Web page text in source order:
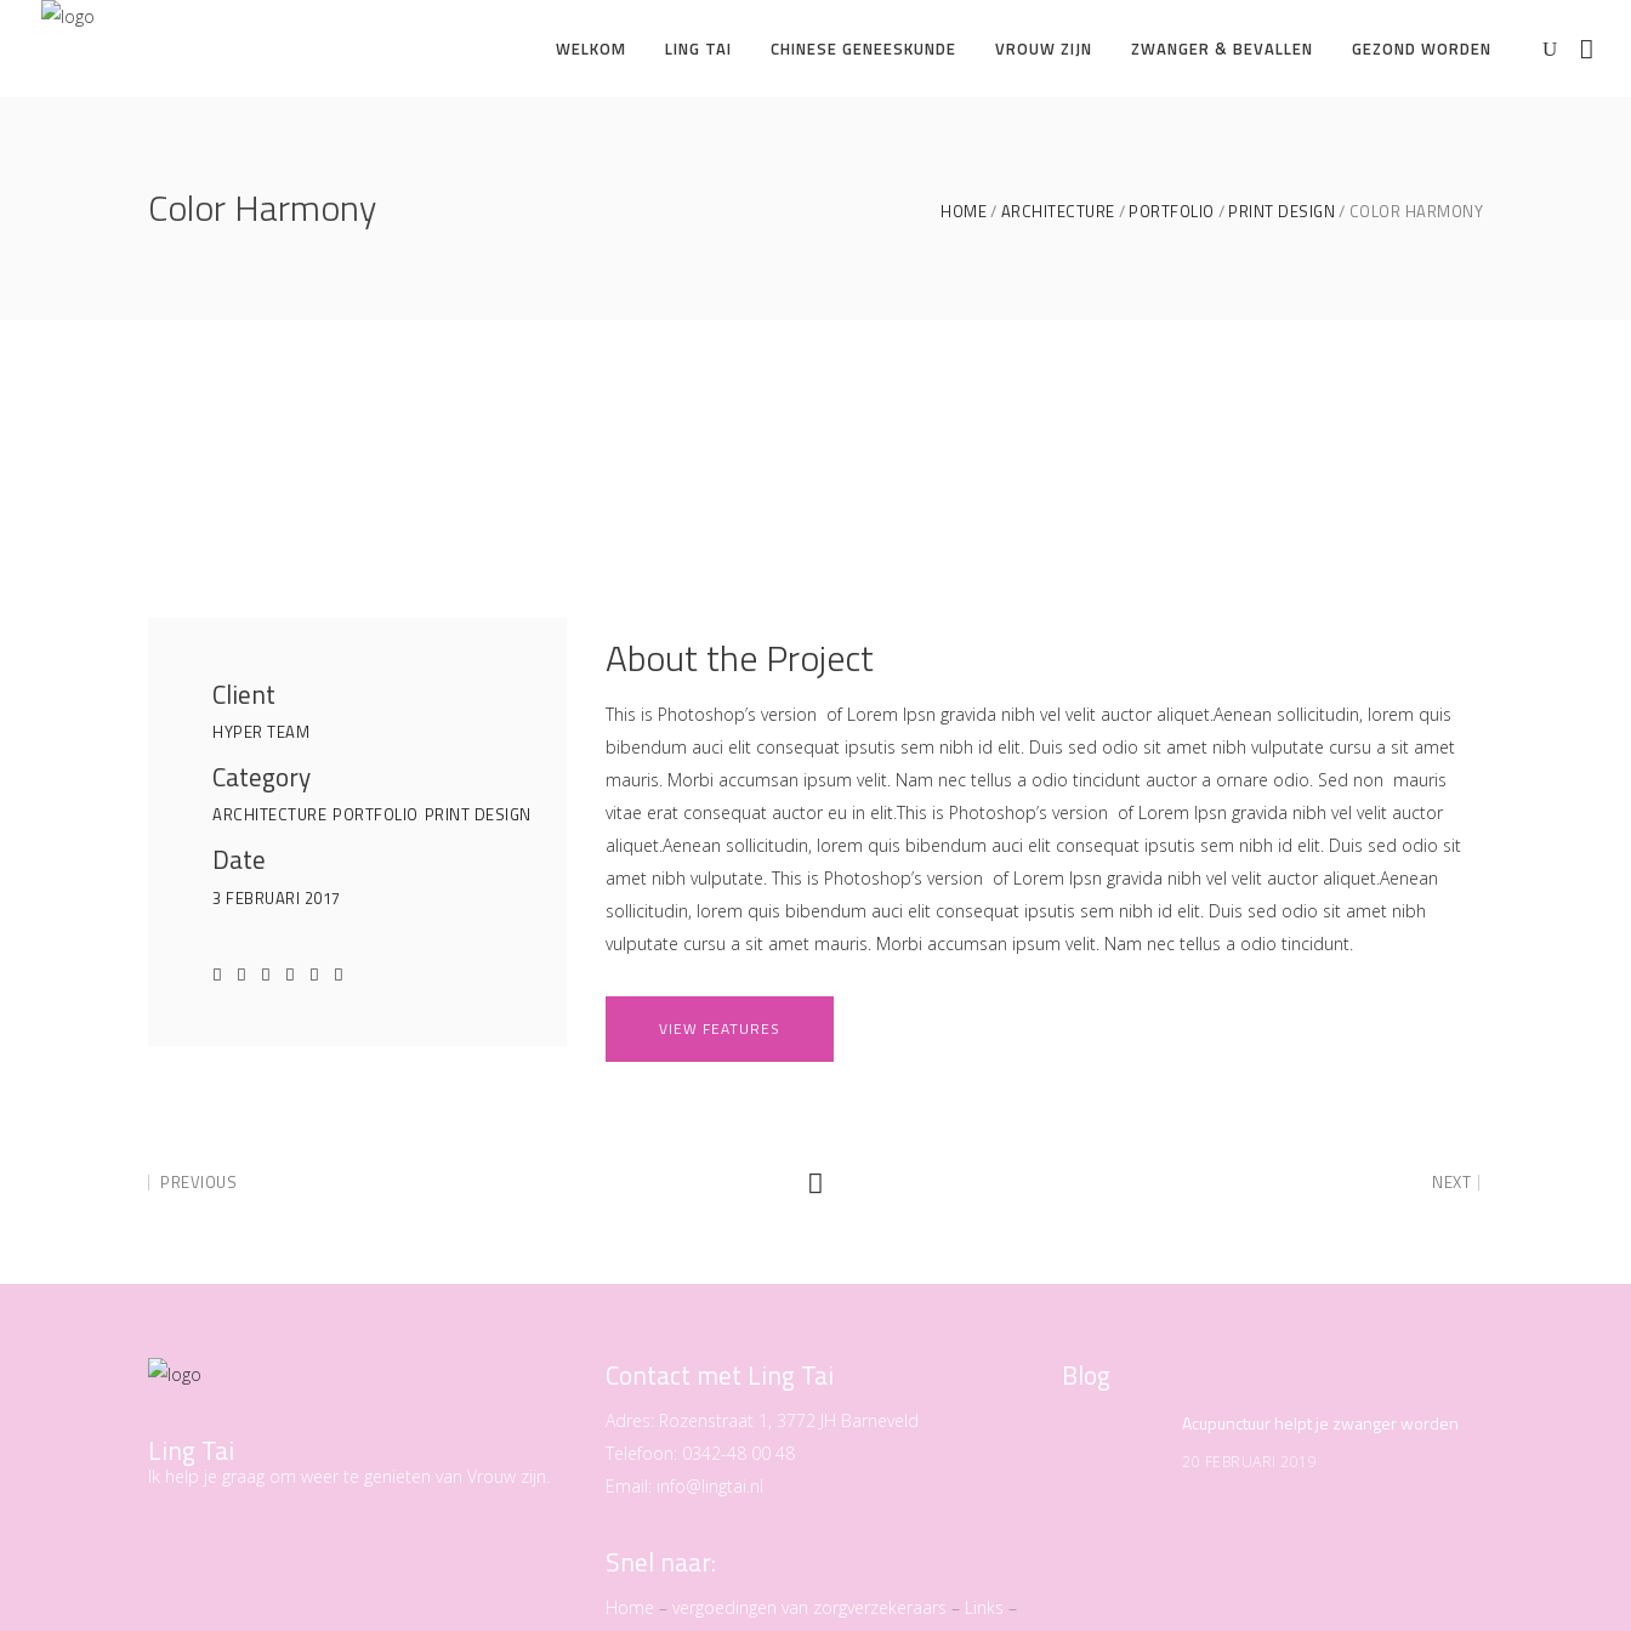
WELKOM LING TAI CHINESE GENEESKUNDE VROUW ZIJN ZWANGER & BEVALLEN GEZOND WORDEN
Color Harmony HOME ARCHITECTURE PORTFOLIO PRINT DESIGN COLOR HARMONY
Client
HYPER TEAM
Category
ARCHITECTURE PORTFOLIO PRINT DESIGN
Date
3 FEBRUARI 2017
About the Project
This is Photoshop’s version of Lorem Ipsn gravida nibh vel velit auctor aliquet.Aenean sollicitudin, lorem quis
bibendum auci elit consequat ipsutis sem nibh id elit. Duis sed odio sit amet nibh vulputate cursu a sit amet
mauris. Morbi accumsan ipsum velit. Nam nec tellus a odio tincidunt auctor a ornare odio. Sed non mauris
vitae erat consequat auctor eu in elit.This is Photoshop’s version of Lorem Ipsn gravida nibh vel velit auctor
aliquet.Aenean sollicitudin, lorem quis bibendum auci elit consequat ipsutis sem nibh id elit. Duis sed odio sit
amet nibh vulputate. This is Photoshop’s version of Lorem Ipsn gravida nibh vel velit auctor aliquet.Aenean
sollicitudin, lorem quis bibendum auci elit consequat ipsutis sem nibh id elit. Duis sed odio sit amet nibh
vulputate cursu a sit amet mauris. Morbi accumsan ipsum velit. Nam nec tellus a odio tincidunt.
VIEW FEATURES
PREVIOUS NEXT
Ling Tai
Ik help je graag om weer te genieten van Vrouw zijn.
Contact met Ling Tai
Adres: Rozenstraat 1, 3772 JH Barneveld
Telefoon: 0342-48 00 48
Email: info@lingtai.nl
Snel naar:
Home – vergoedingen van zorgverzekeraars – Links –
Blog
Acupunctuur helpt je zwanger worden
20 FEBRUARI 2019